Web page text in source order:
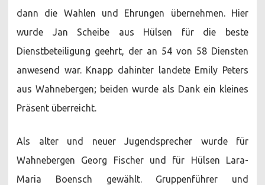
dann die Wahlen und Ehrungen übernehmen. Hier
wurde Jan Scheibe aus Hülsen für die beste
Dienstbeteiligung geehrt, der an 54 von 58 Diensten
anwesend war. Knapp dahinter landete Emily Peters
aus Wahnebergen; beiden wurde als Dank ein kleines
Präsent überreicht.
Als alter und neuer Jugendsprecher wurde für
Wahnebergen Georg Fischer und für Hülsen Lara-
Maria Boensch gewählt. Gruppenführer und